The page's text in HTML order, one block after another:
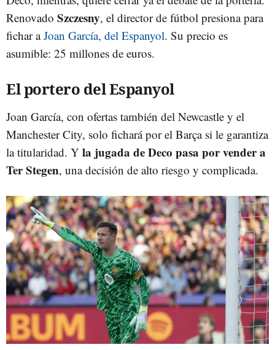
Renovado Szczesny, el director de fútbol presiona para
fichar aJoan García, del Espanyol. Su precio es
asumible: 25 millones de euros.
El portero del Espanyol
Joan García, con ofertas también del Newcastle y el
Manchester City, solo fichará por el Barça si le garantiza
la titularidad. Y la jugada de Deco pasa por vender a
Ter Stegen, una decisión de alto riesgo y complicada.